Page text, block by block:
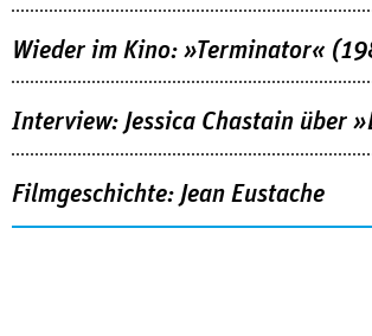
Wieder im Kino: »Terminator«
Interview: Jessica Chastain über
Filmgeschichte: Jean Eustache